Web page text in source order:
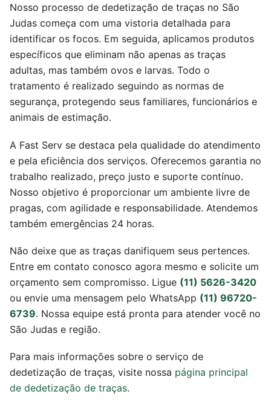
Nosso processo de dedetização de traças no São
Judas começa com uma vistoria detalhada para
identificar os focos. Em seguida, aplicamos produtos
específicos que eliminam não apenas as traças
adultas, mas também ovos e larvas. Todo o
tratamento é realizado seguindo as normas de
segurança, protegendo seus familiares, funcionários e
animais de estimação.
A Fast Serv se destaca pela qualidade do atendimento
e pela eficiência dos serviços. Oferecemos garantia no
trabalho realizado, preço justo e suporte contínuo.
Nosso objetivo é proporcionar um ambiente livre de
pragas, com agilidade e responsabilidade. Atendemos
também emergências 24 horas.
Não deixe que as traças danifiquem seus pertences.
Entre em contato conosco agora mesmo e solicite um
orçamento sem compromisso. Ligue (11) 5626-3420
ou envie uma mensagem pelo WhatsApp (11) 96720-
6739. Nossa equipe está pronta para atender você no
São Judas e região.
Para mais informações sobre o serviço de
dedetização de traças, visite nossa página principal
de dedetização de traças.